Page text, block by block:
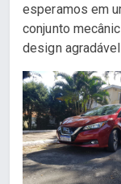
esperamos em
conjunto
design